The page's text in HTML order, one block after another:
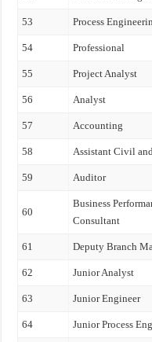
53 Process
54 Professional
55 Project Analyst
56 Analyst
57 Accounting
58 Assistant Civil
59 Auditor
60
Business
Consultant
61 Deputy Branch
62 Junior Analyst
63 Junior Engineer
64 Junior Process